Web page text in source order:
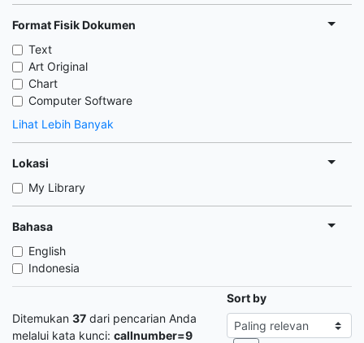
Format Fisik Dokumen
Text
Art Original
Chart
Computer Software
Lihat Lebih Banyak
Lokasi
My Library
Bahasa
English
Indonesia
Ditemukan 37 dari pencarian Anda
melalui kata kunci: callnumber=9
Sort by